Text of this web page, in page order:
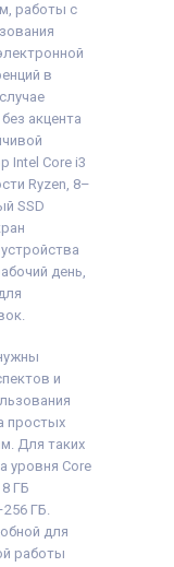
работы с
в
акцента
Intel Core i3
Ryzen, 8–
SSD
день,
и
простых
Для таких
уровня Core
ГБ
ГБ.
для
работы